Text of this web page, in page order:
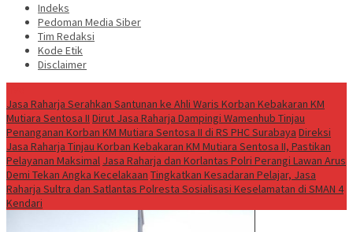
Indeks
Pedoman Media Siber
Tim Redaksi
Kode Etik
Disclaimer
Jasa Raharja Serahkan Santunan ke Ahli Waris Korban Kebakaran KM
Mutiara Sentosa II Dirut Jasa Raharja Dampingi Wamenhub Tinjau
Penanganan Korban KM Mutiara Sentosa II di RS PHC Surabaya Direksi
Jasa Raharja Tinjau Korban Kebakaran KM Mutiara Sentosa II, Pastikan
Pelayanan Maksimal Jasa Raharja dan Korlantas Polri Perangi Lawan Arus
Demi Tekan Angka Kecelakaan Tingkatkan Kesadaran Pelajar, Jasa
Raharja Sultra dan Satlantas Polresta Sosialisasi Keselamatan di SMAN 4
Kendari